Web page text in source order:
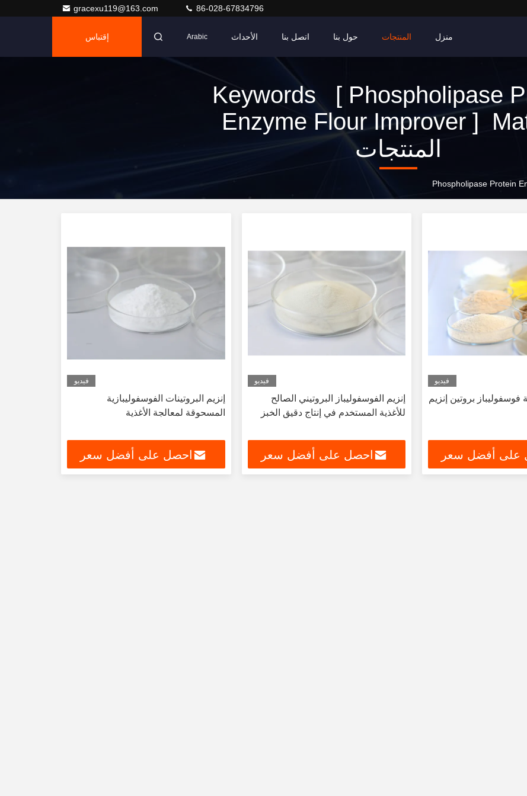
gracexu119@163.com 86-028-67834796
منزل المنتجات حول بنا اتصل بنا الأحداث Arabic إقتباس
Keywords [ Phospholipase
Enzyme Flour Improver ]
المنتجات
Phospholipase Protein
فيديو
فوسفوليباز بروتين إنزيم
على أفضل سعر
فيديو
إنزيم الفوسفوليباز البروتيني الصالح
للأغذية المستخدم في إنتاج دقيق الخبز
احصل على أفضل سعر
فيديو
إنزيم البروتينات الفوسفوليبازية
المسحوقة لمعالجة الأغذية
احصل على أفضل سعر